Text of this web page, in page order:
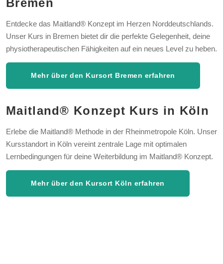
Bremen
Entdecke das Maitland® Konzept im Herzen Norddeutschlands.
Unser Kurs in Bremen bietet dir die perfekte Gelegenheit, deine
physiotherapeutischen Fähigkeiten auf ein neues Level zu heben.
Mehr über den Kursort Bremen erfahren
Maitland® Konzept Kurs in Köln
Erlebe die Maitland® Methode in der Rheinmetropole Köln. Unser
Kursstandort in Köln vereint zentrale Lage mit optimalen
Lernbedingungen für deine Weiterbildung im Maitland® Konzept.
Mehr über den Kursort Köln erfahren